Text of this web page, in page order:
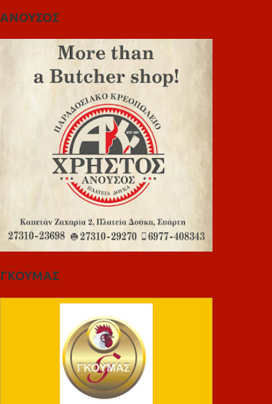
ΑΝΟΥΣΟΣ
ΓΚΟΥΜΑΣ